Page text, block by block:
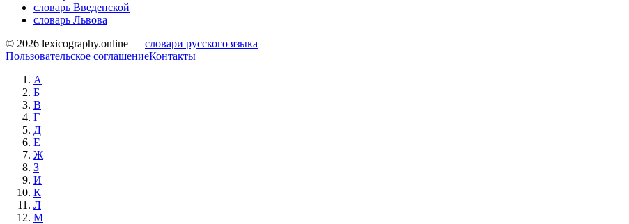
словарь Введенской
словарь Львова
© 2026 lexicography.online — словари русского языка
Пользовательское соглашениеКонтакты
А
Б
В
Г
Д
Е
Ж
З
И
К
Л
М